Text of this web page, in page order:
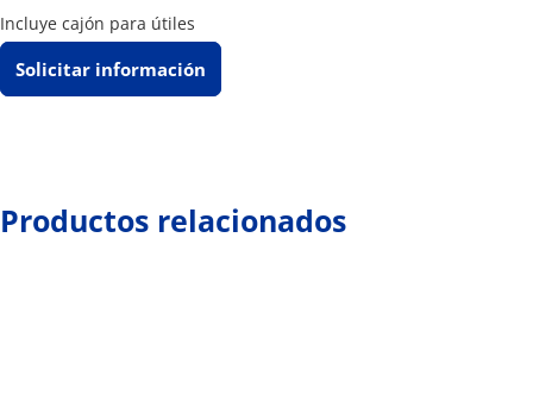
Incluye cajón para útiles
Solicitar información
Productos relacionados